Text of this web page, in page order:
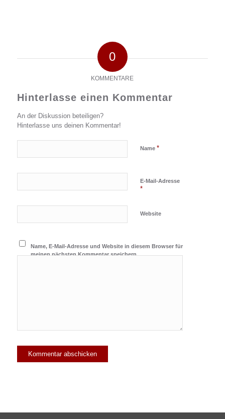
0
KOMMENTARE
Hinterlasse einen Kommentar
An der Diskussion beteiligen?
Hinterlasse uns deinen Kommentar!
Name *
E-Mail-Adresse
*
Website
Name, E-Mail-Adresse und Website in diesem Browser für
meinen nächsten Kommentar speichern.